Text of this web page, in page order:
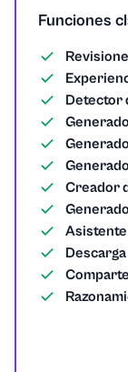
Funciones
Detector
Creador